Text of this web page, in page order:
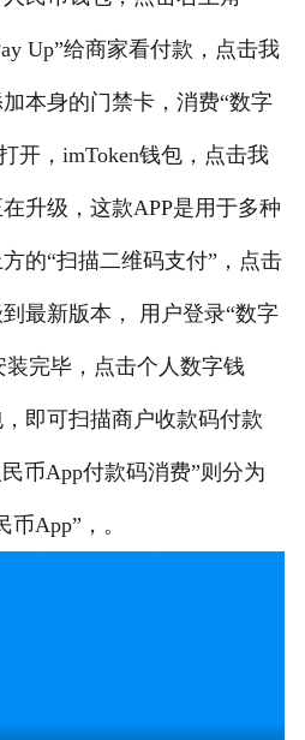
Up”给商家看付款，点击我
本身的门禁卡，消费“数字
开，imToken钱包，点击我
升级，这款APP是用于多种
的“扫描二维码支付”，点击
最新版本， 用户登录“数字
装完毕，点击个人数字钱
即可扫描商户收款码付款
币App付款码消费”则分为
App”，。